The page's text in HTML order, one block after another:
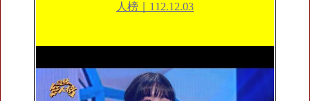
人榜｜112.12.03